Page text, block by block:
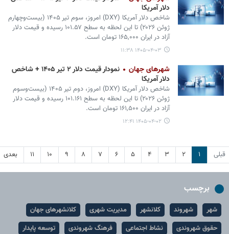
دلار آمریکا
شاخص دلار آمریکا (DXY) امروز، سوم تیر ۱۴۰۵ (بیست‌وچهارم
ژوئن ۲۰۲۶) تا این لحظه به سطح ۱۰۱.۵۷ رسیده و قیمت دلار
آزاد در ایران ۱۶۵,۰۰۰ تومان است.
۱۴۰۵-۰۴-۰۳ ۱۱:۳۸
شهرهای جهان
نمودار قیمت دلار ۲ تیر ۱۴۰۵ + شاخص
دلار آمریکا
شاخص دلار آمریکا (DXY) امروز، دوم تیر ۱۴۰۵ (بیست‌وسوم
ژوئن ۲۰۲۶) تا این لحظه به سطح ۱۰۱.۱۶۱ رسیده و قیمت دلار
آزاد در ایران ۱۶۱,۵۰۰ تومان است.
۱۴۰۵-۰۴-۰۲ ۱۲:۴۱
قبلی ۱ ۲ ۳ ۴ ۵ ۶ ۷ ۸ ۹ ۱۰ ۱۱ بعدی
برچسب
شهر شهروند کلانشهر مدیریت شهری
کلانشهرهای جهان
حقوق شهروندی
نشاط اجتماعی فرهنگ شهروندی
توسعه پایدار